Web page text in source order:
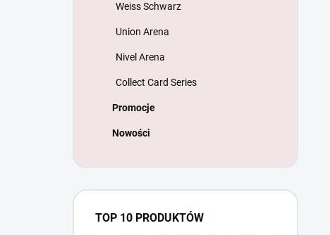
Weiss Schwarz
Union Arena
Nivel Arena
Collect Card Series
Promocje
Nowości
TOP 10 PRODUKTÓW